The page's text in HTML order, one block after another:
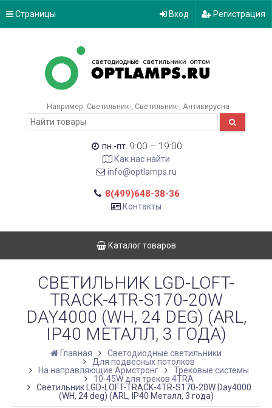
Страницы Вход Регистрация
Например: Светильник- Светильник- Антивирусна
пн.-пт. 9:00 – 19:00
Как нас найти
info@optlamps.ru
8(499)648-38-36
Контакты
Каталог товаров
СВЕТИЛЬНИК LGD-LOFT-
TRACK-4TR-S170-20W
DAY4000 (WH, 24 DEG) (ARL,
IP40 МЕТАЛЛ, 3 ГОДА)
Главная
Светодиодные светильники
Для подвесных потолков
На направляющие Армстронг
Трековые системы
10-45W для треков 4TRA
Светильник LGD-LOFT-TRACK-4TR-S170-20W Day4000
(WH, 24 deg) (ARL, IP40 Металл, 3 года)